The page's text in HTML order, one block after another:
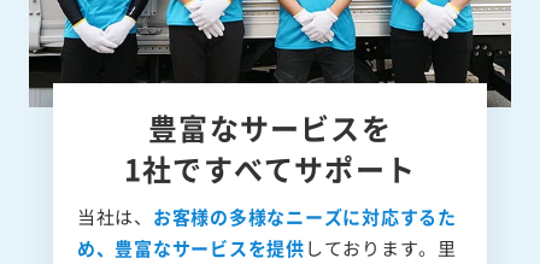
豊富なサービスを
1社ですべてサポート
当社は、 お客様の多様なニーズに対応するた
め、豊富なサービスを提供しております。里